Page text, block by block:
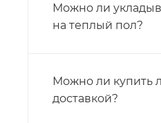
Можно ли
на теплый пол?
Можно ли купить
доставкой?